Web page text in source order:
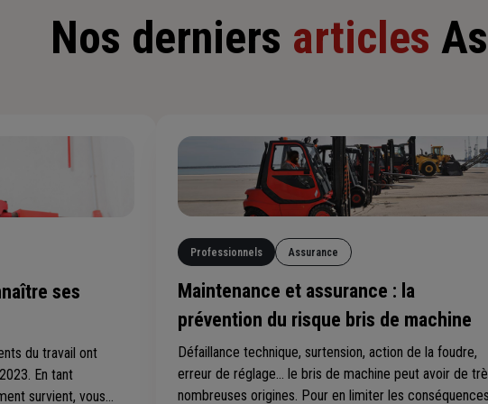
Nos derniers articles
ses
du travail ont
En tant
survient, vous
Professionnels Assurance
Maintenance et assurance : la
prévention du risque bris de machine
Défaillance technique, surtension, action de la foudre,
erreur de réglage… le bris de machine peut avoir de
nombreuses origines. Pour en limiter les conséquences